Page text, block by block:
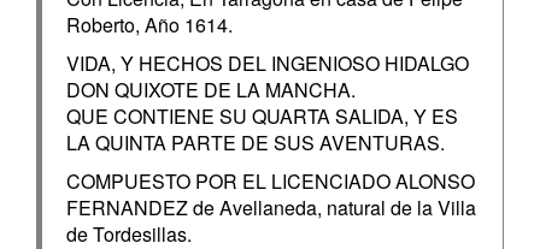
Roberto, Año 1614.
VIDA, Y HECHOS DEL INGENIOSO HIDALGO
DON QUIXOTE DE LA MANCHA.
QUE CONTIENE SU QUARTA SALIDA, Y ES
LA QUINTA PARTE DE SUS AVENTURAS.
COMPUESTO POR EL LICENCIADO ALONSO
FERNANDEZ de Avellaneda, natural de la Villa
de Tordesillas.